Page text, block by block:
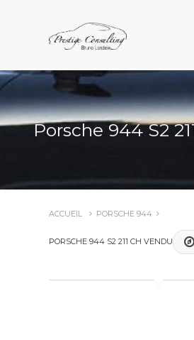
ACCUEIL
Porsche 944 S2
ACCUEIL PORSCHE 944
PORSCHE 944 S2 211 CH VENDU